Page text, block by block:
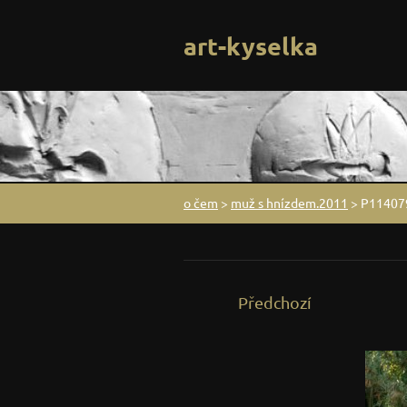
art-kyselka
o čem > muž s hnízdem.2011 >
Předchozí